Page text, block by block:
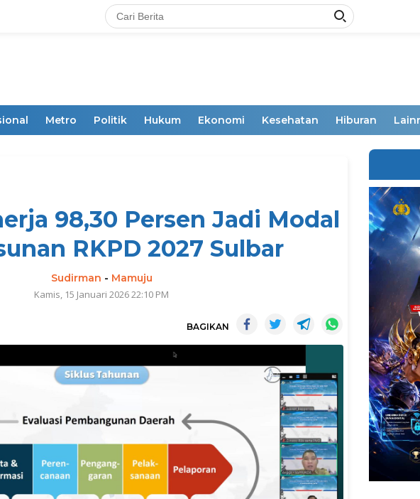
Metro Politik Hukum Ekonomi Kesehatan Hiburan
98,30 Persen Jadi Modal
RKPD 2027 Sulbar
Sudirman - Mamuju
Kamis, 15 Januari 2026 22:10 PM
BAGIKAN